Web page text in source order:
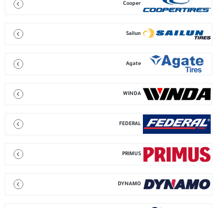
Cooper
Sailun
Agate
WINDA
FEDERAL
PRIMUS
DYNAMO